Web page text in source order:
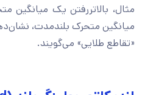
مثال، بالاتررفتن یک میانگین
میانگین متحرک بلندمدت،
«تقاطع طلایی» می‌گویند.